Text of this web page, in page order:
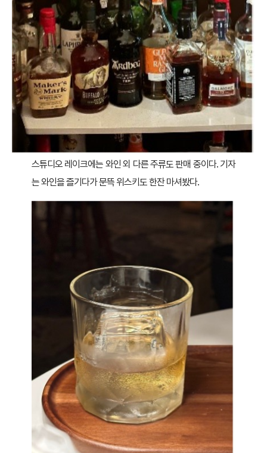
스튜디오 레이크에는 와인 외 다른 주류도 판매 중이다. 기자
는 와인을 즐기다가 문뜩 위스키도 한잔 마셔봤다.